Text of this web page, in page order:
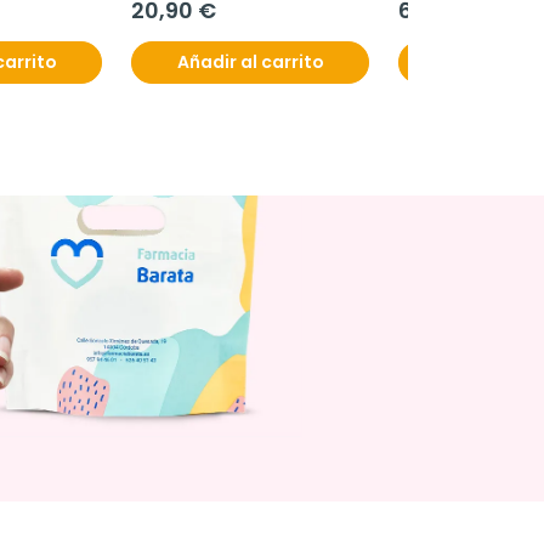
20,90 €
Añadir al carrito
6,50 €